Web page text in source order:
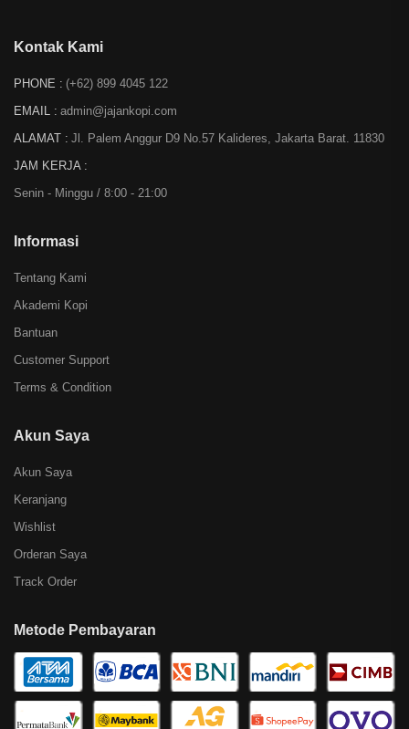
Kontak Kami
PHONE : (+62) 899 4045 122
EMAIL : admin@jajankopi.com
ALAMAT : Jl. Palem Anggur D9 No.57 Kalideres, Jakarta Barat. 11830
JAM KERJA :
Senin - Minggu / 8:00 - 21:00
Informasi
Tentang Kami
Akademi Kopi
Bantuan
Customer Support
Terms & Condition
Akun Saya
Akun Saya
Keranjang
Wishlist
Orderan Saya
Track Order
Metode Pembayaran